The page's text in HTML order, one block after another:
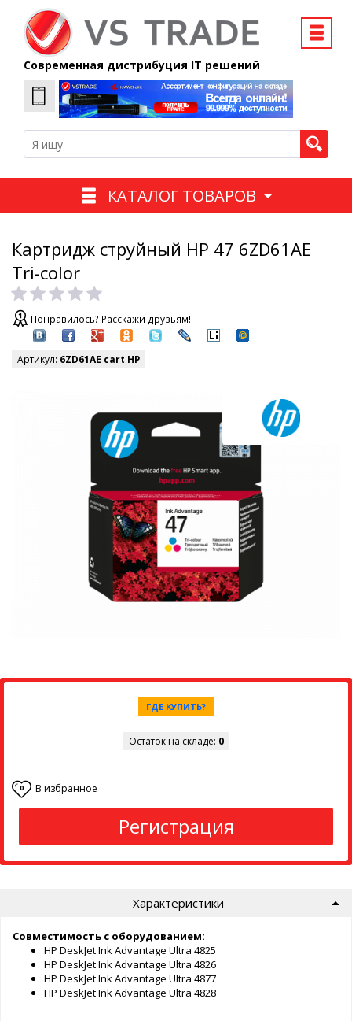
Современная дистрибуция IT решений
КАТАЛОГ ТОВАРОВ
Картридж струйный HP 47 6ZD61AE
Tri-color
Понравилось? Расскажи друзьям!
Артикул: 6ZD61AE cart HP
ГДЕ КУПИТЬ?
Остаток на складе: 0
0 В избранное
Регистрация
Характеристики
Совместимость с оборудованием:
HP DeskJet Ink Advantage Ultra 4825
HP DeskJet Ink Advantage Ultra 4826
HP DeskJet Ink Advantage Ultra 4877
HP DeskJet Ink Advantage Ultra 4828